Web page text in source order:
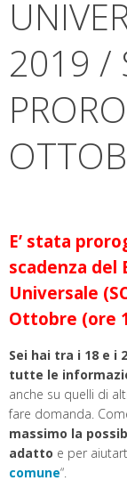
2019 /
E’ stata
scadenza del
Universale
Ottobre (ore
Sei hai tra i 18 e i
tutte le
anche su quelli di
fare domanda.
massimo la
adatto e per
comune“.